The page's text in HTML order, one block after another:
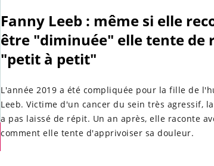
Fanny Leeb : même si elle
être "diminuée" elle tente de
"petit à petit"
L'année 2019 a été compliquée pour la fille de
Leeb. Victime d'un cancer du sein très agressif,
a pas laissé de répit. Un an après, elle raconte
comment elle tente d'apprivoiser sa douleur.